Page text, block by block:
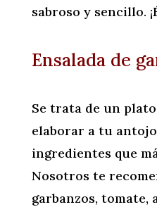
sabroso y sencillo.
Ensalada de
Se trata de un
elaborar a tu
ingredientes que
Nosotros te
garbanzos, tomate,